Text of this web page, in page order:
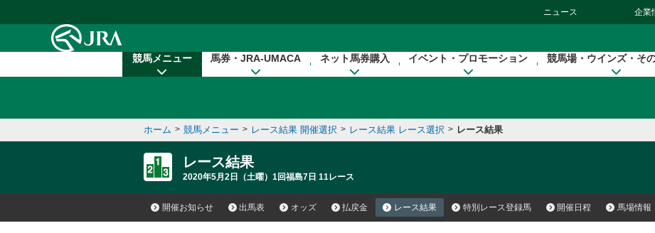
ニュース 企業
競馬メニュー 馬券・JRA-UMACA ネット馬券購入 イベント・プロモーション 競馬場・ウインズ・そ
ホーム > 競馬メニュー > レース結果 開催選択 > レース結果 レース選択 > レース結果
レース結果
2020年5月2日（土曜）1回福島7日 11レース
開催お知らせ 出馬表 オッズ 払戻金 レース結果 特別レース登録馬 開催日程 馬場情報